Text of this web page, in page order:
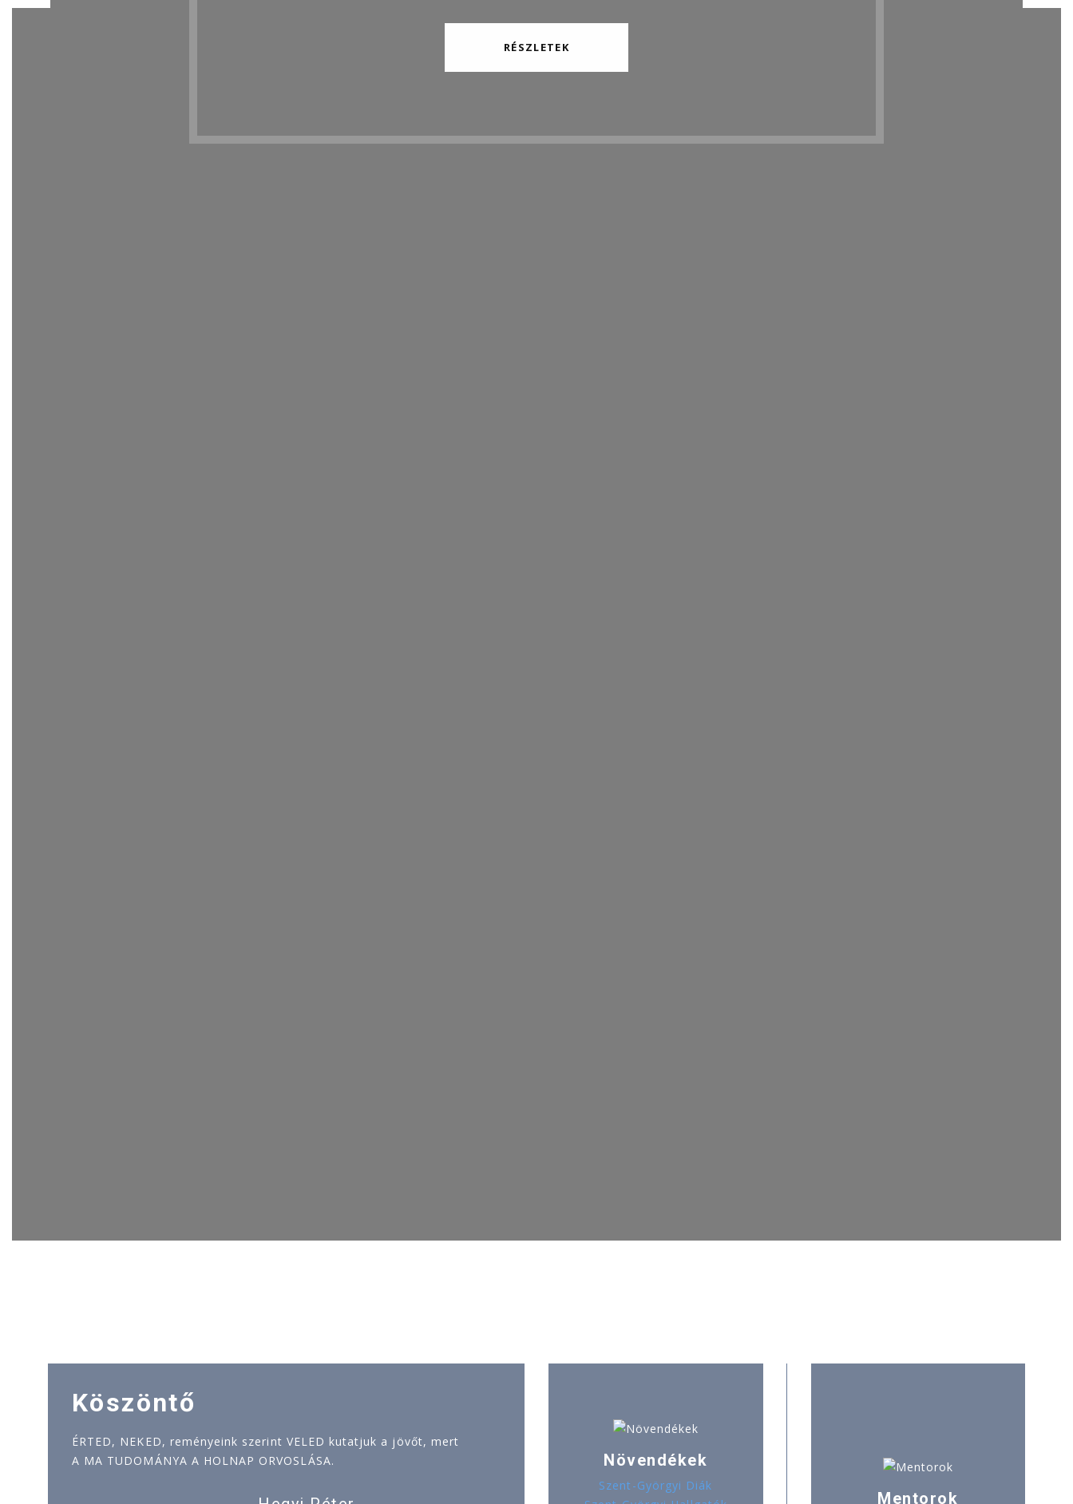
RÉSZLETEK
Köszöntő
ÉRTED, NEKED, reményeink szerint VELED kutatjuk a jövőt, mert
A MA TUDOMÁNYA A HOLNAP ORVOSLÁSA.
Növendékek
Szent-Györgyi Diák
Mentorok